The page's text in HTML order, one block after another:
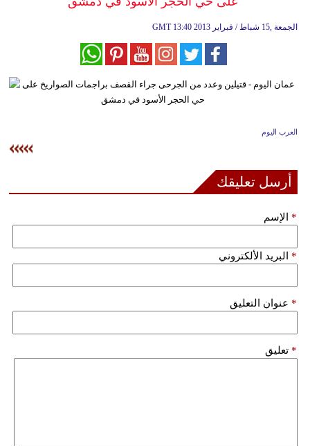
سياحة
ديكور
مرأة
وتكنولوجيا
GMT 13:40 2013 الجمعة ,15 شباط / فبراير
العرب اليوم
أرسل تعليقك
الإسم *
البريد الألكتروني *
عنوان التعليق *
تعليق *